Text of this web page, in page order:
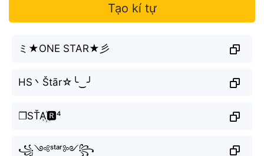
Tạo kí tự
ミ★ONE STAR★彡
HS丶Štār☆╰‿╯
❐SŤA꙰🆁⁴
꧁༺ˢᵗᵃʳ༻꧂